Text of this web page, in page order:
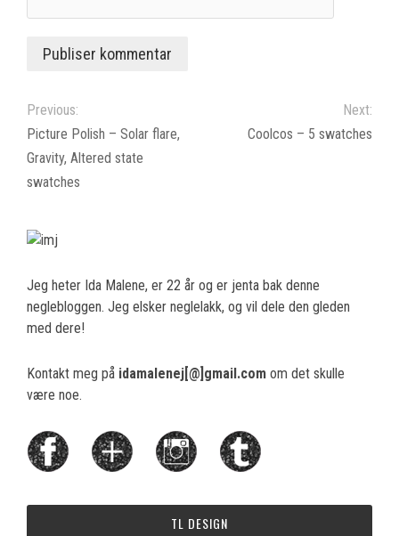
Previous:
Picture Polish – Solar flare,
Gravity, Altered state
swatches
Next:
Coolcos – 5 swatches
Jeg heter Ida Malene, er 22 år og er jenta bak denne
neglebloggen. Jeg elsker neglelakk, og vil dele den gleden
med dere!
Kontakt meg på idamalenej[@]gmail.com om det skulle
være noe.
TL DESIGN